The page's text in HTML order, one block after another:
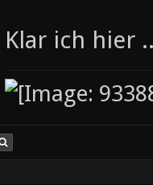
Klar ich hier